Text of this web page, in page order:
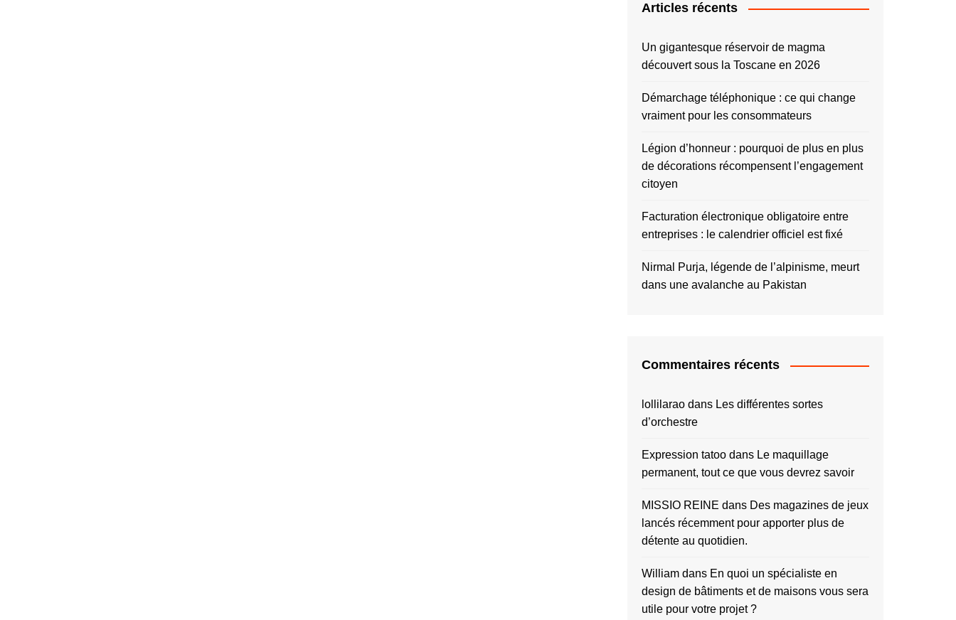
Articles récents
Un gigantesque réservoir de magma
découvert sous la Toscane en 2026
Démarchage téléphonique : ce qui change
vraiment pour les consommateurs
Légion d’honneur : pourquoi de plus en plus
de décorations récompensent l’engagement
citoyen
Facturation électronique obligatoire entre
entreprises : le calendrier officiel est fixé
Nirmal Purja, légende de l’alpinisme, meurt
dans une avalanche au Pakistan
Commentaires récents
lollilarao dans Les différentes sortes
d’orchestre
Expression tatoo dans Le maquillage
permanent, tout ce que vous devrez savoir
MISSIO REINE dans Des magazines de jeux
lancés récemment pour apporter plus de
détente au quotidien.
William dans En quoi un spécialiste en
design de bâtiments et de maisons vous sera
utile pour votre projet ?